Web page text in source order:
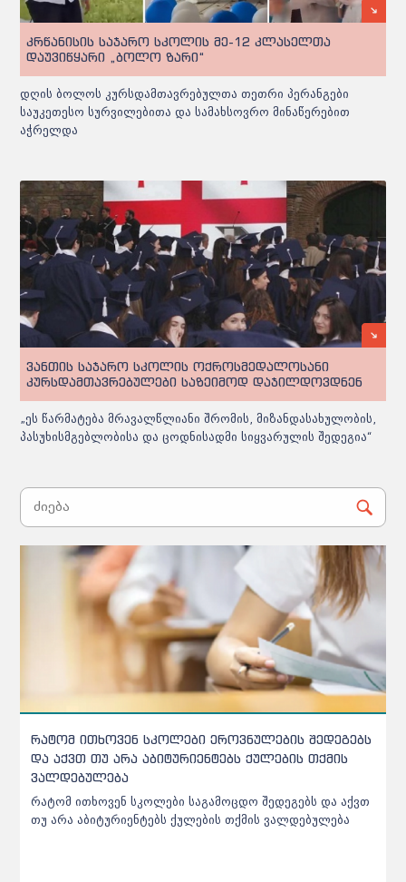
კრწანისის საჯარო სკოლის მე-12 კლასელთა
დაუვიწყარი „ბოლო ზარი“
დღის ბოლოს კურსდამთავრებულთა თეთრი პერანგები
საუკეთესო სურვილებითა და სამახსოვრო მინაწერებით
აჭრელდა
ვანთის საჯარო სკოლის ოქროსმედალოსანი
კურსდამთავრებულები საზეიმოდ დაჯილდოვდნენ
„ეს წარმატება მრავალწლიანი შრომის, მიზანდასახულობის,
პასუხისმგებლობისა და ცოდნისადმი სიყვარულის შედეგია“
აბიტურიენტთა ცნობარში ცვლილებებია - რომელ
პროგრამას გაუუქმდა აკრედიტაცია
NAEC აბიტურიენტთა ცნობარში შეტანილ ცვლილებებს
საიტზე აღარ აქვეყნებს - აბიტურიენტებს მხოლოდ SMS-
ები ეგზავნებათ